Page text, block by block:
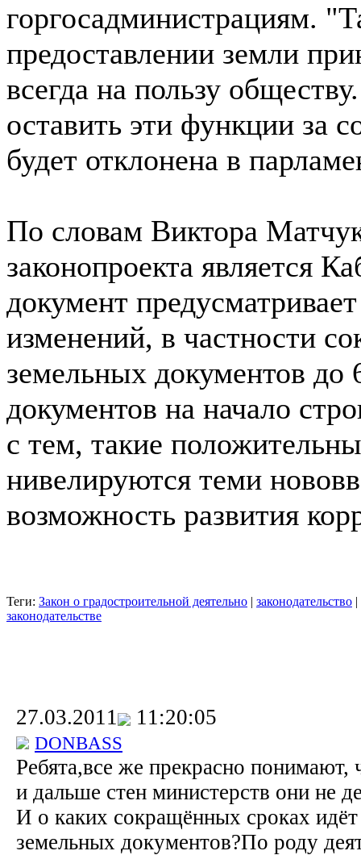
горгосадминистрациям.
предоставлении земли
всегда на пользу
оставить эти функции за
будет отклонена в
По словам Виктора
законопроекта является
документ
изменений, в частности
земельных документов до
документов на начало
с тем, такие
нивелируются теми
возможность развития
Теги: Закон о градостроительной деятельно | законодательство |
законодательстве
27.03.2011 11:20:05
DONBASS
Ребята,все же прекрасно понимают,
и дальше стен министерств они не
И о каких сокращённых сроках
земельных документов?По роду